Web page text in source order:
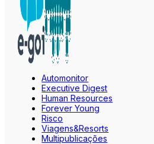
Automonitor
Executive Digest
Human Resources
Forever Young
Risco
Viagens&Resorts
Multipublicações